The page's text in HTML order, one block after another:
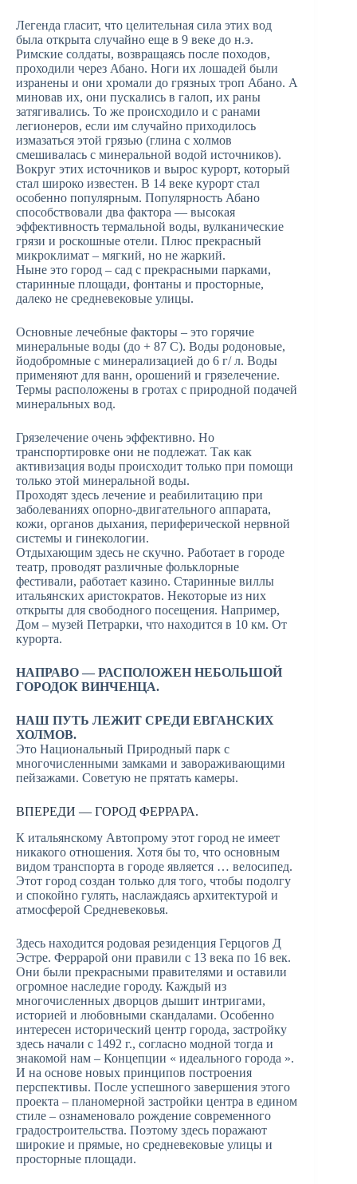
Легенда гласит, что целительная сила этих вод
была открыта случайно еще в 9 веке до н.э.
Римские солдаты, возвращаясь после походов,
проходили через Абано. Ноги их лошадей были
изранены и они хромали до грязных троп Абано. А
миновав их, они пускались в галоп, их раны
затягивались. То же происходило и с ранами
легионеров, если им случайно приходилось
измазаться этой грязью (глина с холмов
смешивалась с минеральной водой источников).
Вокруг этих источников и вырос курорт, который
стал широко известен. В 14 веке курорт стал
особенно популярным. Популярность Абано
способствовали два фактора — высокая
эффективность термальной воды, вулканические
грязи и роскошные отели. Плюс прекрасный
микроклимат – мягкий, но не жаркий.
Ныне это город – сад с прекрасными парками,
старинные площади, фонтаны и просторные,
далеко не средневековые улицы.
Основные лечебные факторы – это горячие
минеральные воды (до + 87 С). Воды родоновые,
йодобромные с минерализацией до 6 г/ л. Воды
применяют для ванн, орошений и грязелечение.
Термы расположены в гротах с природной подачей
минеральных вод.
Грязелечение очень эффективно. Но
транспортировке они не подлежат. Так как
активизация воды происходит только при помощи
только этой минеральной воды.
Проходят здесь лечение и реабилитацию при
заболеваниях опорно-двигательного аппарата,
кожи, органов дыхания, периферической нервной
системы и гинекологии.
Отдыхающим здесь не скучно. Работает в городе
театр, проводят различные фольклорные
фестивали, работает казино. Старинные виллы
итальянских аристократов. Некоторые из них
открыты для свободного посещения. Например,
Дом – музей Петрарки, что находится в 10 км. От
курорта.
НАПРАВО — РАСПОЛОЖЕН НЕБОЛЬШОЙ
ГОРОДОК ВИНЧЕНЦА.
НАШ ПУТЬ ЛЕЖИТ СРЕДИ ЕВГАНСКИХ
ХОЛМОВ.
Это Национальный Природный парк с
многочисленными замками и завораживающими
пейзажами. Советую не прятать камеры.
ВПЕРЕДИ — ГОРОД ФЕРРАРА.
К итальянскому Автопрому этот город не имеет
никакого отношения. Хотя бы то, что основным
видом транспорта в городе является … велосипед.
Этот город создан только для того, чтобы подолгу
и спокойно гулять, наслаждаясь архитектурой и
атмосферой Средневековья.
Здесь находится родовая резиденция Герцогов Д
Эстре. Феррарой они правили с 13 века по 16 век.
Они были прекрасными правителями и оставили
огромное наследие городу. Каждый из
многочисленных дворцов дышит интригами,
историей и любовными скандалами. Особенно
интересен исторический центр города, застройку
здесь начали с 1492 г., согласно модной тогда и
знакомой нам – Концепции « идеального города ».
И на основе новых принципов построения
перспективы. После успешного завершения этого
проекта – планомерной застройки центра в едином
стиле – ознаменовало рождение современного
градостроительства. Поэтому здесь поражают
широкие и прямые, но средневековые улицы и
просторные площади.